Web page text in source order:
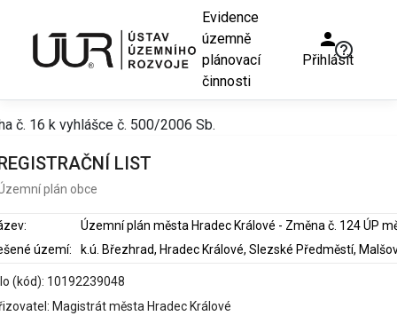
Evidence
územně
plánovací
činnosti
person
Přihlásit
help_outline
č. 16 k vyhlášce č. 500/2006 Sb.
LIST
plán obce
území:
(kód): 10192239048
Magistrát města Hradec Králové